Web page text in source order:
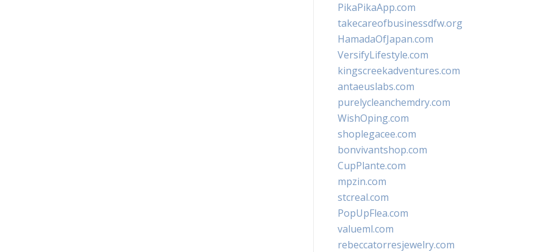
PikaPikaApp.com
takecareofbusinessdfw.org
HamadaOfJapan.com
VersifyLifestyle.com
kingscreekadventures.com
antaeuslabs.com
purelycleanchemdry.com
WishOping.com
shoplegacee.com
bonvivantshop.com
CupPlante.com
mpzin.com
stcreal.com
PopUpFlea.com
valueml.com
rebeccatorresjewelry.com